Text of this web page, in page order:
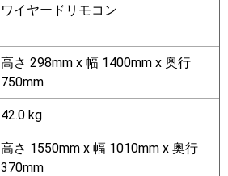
ワイヤードリモコン
高さ 298mm x 幅 1400mm x 奥行
750mm
42.0 kg
高さ 1550mm x 幅 1010mm x 奥行
370mm